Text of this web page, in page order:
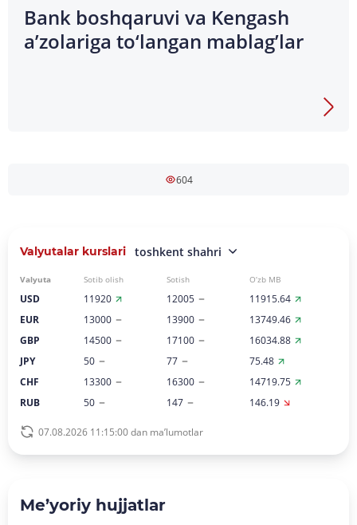
Bank boshqaruvi va Kengash
a’zolariga to‘langan mablag’lar
604
Valyutalar kurslari toshkent shahri
Valyuta Sotib olish Sotish O‘zb MB
USD 11920 12005
11915.64
EUR
13000 13900
13749.46
GBP
14500 17100
16034.88
JPY
50 77
75.48
CHF
13300 16300
14719.75
RUB
50 147 146.19
07.08.2026 11:15:00 dan ma’lumotlar
Me’yoriy hujjatlar